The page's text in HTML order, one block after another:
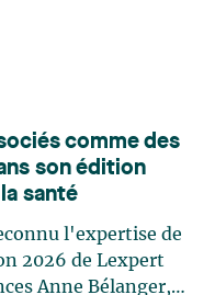
des énergies
complexes,
de
au Canada
des clients
institutionnels,
des nominations
juridiques et de
de praticiens
distinction
Félicitations à
en Droit de la
Duval, Caroline
Pinard,
Gabrielle
comme des
son édition
santé
l'expertise de
2026 de Lexpert
Anne Bélanger,